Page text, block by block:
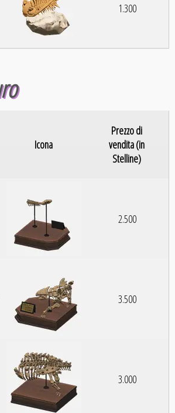
1.300
Icona
Prezzo di
vendita (in
Stelline)
2.500
3.500
3.000